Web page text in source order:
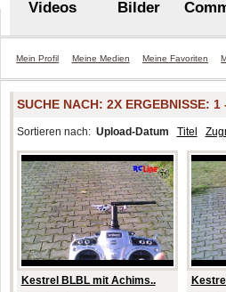
Videos Bilder
Mein Profil Meine Medien Meine Favoriten
SUCHE NACH:2X ERGEBNISSE: 1
Sortieren nach: Upload-Datum Titel
Kestrel BLBL mit Achims..